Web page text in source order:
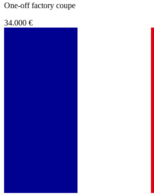
One-off factory coupe
34.000 €